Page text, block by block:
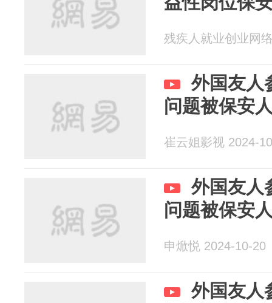
残疾人就业创业网
外国友人
问题被保安
崔云姐影视 2024-
外国友人
问题被保安
申焮悦 2024-10-20
外国友人